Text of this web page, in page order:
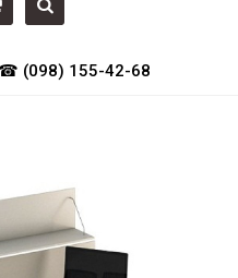
☎ (098) 155-42-68